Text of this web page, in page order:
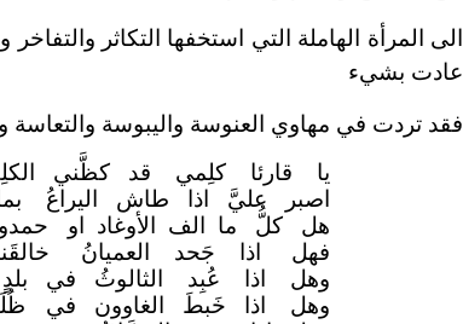
الى المرأة الهاملة التي استخفها التكاثر
عادت بشيء
فقد تردت في مهاوي العنوسة واليبوسة والتعاسة
يا قارئا كلِمي قد كظَّني
اصبر عليَّ اذا طاش اليراعُ
هل كلُّ ما الف الأوغاد او
حمدوا
فهل اذا جَحد العميانُ
وهل اذا عُبِد الثالوثُ في بلدٍ
وهل اذا خَبطَ الغاوون في